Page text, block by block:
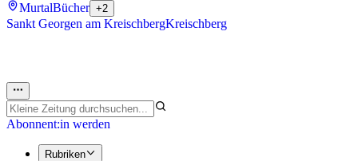
MurtalBücher +2
Sankt Georgen am KreischbergKreischberg
Abonnent:in werden
Rubriken